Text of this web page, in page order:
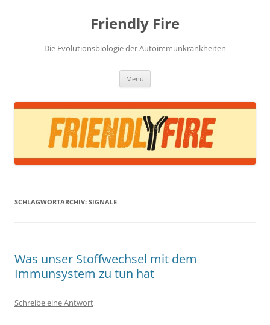
Friendly Fire
Die Evolutionsbiologie der Autoimmunkrankheiten
Menü
SCHLAGWORTARCHIV: SIGNALE
Was unser Stoffwechsel mit dem
Immunsystem zu tun hat
Schreibe eine Antwort